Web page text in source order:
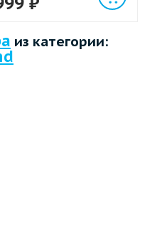
из категории: